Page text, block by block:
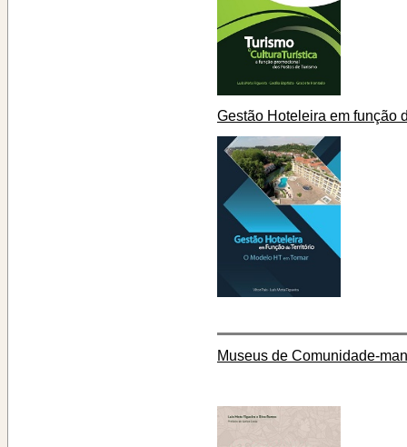
Gestão Hoteleira em função
Museus de Comunidade-